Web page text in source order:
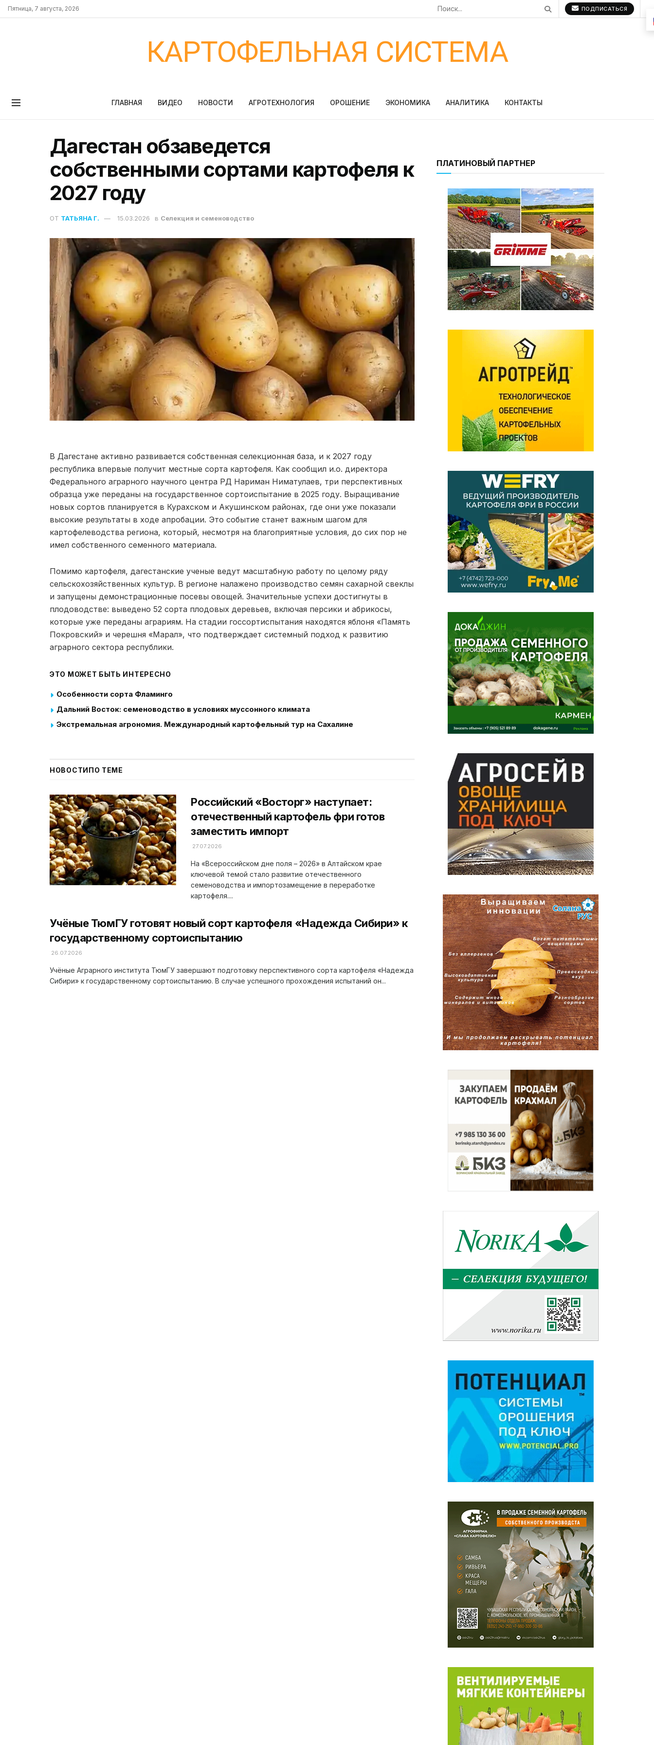
Пятница, 7 августа, 2026 ПОДПИСАТЬСЯ
КАРТОФЕЛЬНАЯ СИСТЕМА
ГЛАВНАЯ ВИДЕО НОВОСТИ АГРОТЕХНОЛОГИЯ ОРОШЕНИЕ ЭКОНОМИКА АНАЛИТИКА КОНТАКТЫ
Дагестан обзаведется
собственными сортами картофеля к
2027 году
ОТ ТАТЬЯНА Г. 15.03.2026 в Селекция и семеноводство
В Дагестане активно развивается собственная селекционная база, и к 2027 году
республика впервые получит местные сорта картофеля. Как сообщил и.о. директора
Федерального аграрного научного центра РД Нариман Ниматулаев, три перспективных
образца уже переданы на государственное сортоиспытание в 2025 году. Выращивание
новых сортов планируется в Курахском и Акушинском районах, где они уже показали
высокие результаты в ходе апробации. Это событие станет важным шагом для
картофелеводства региона, который, несмотря на благоприятные условия, до сих пор не
имел собственного семенного материала.
Помимо картофеля, дагестанские ученые ведут масштабную работу по целому ряду
сельскохозяйственных культур. В регионе налажено производство семян сахарной свеклы
и запущены демонстрационные посевы овощей. Значительные успехи достигнуты в
плодоводстве: выведено 52 сорта плодовых деревьев, включая персики и абрикосы,
которые уже переданы аграриям. На стадии госсортиспытания находятся яблоня «Память
Покровский» и черешня «Марал», что подтверждает системный подход к развитию
аграрного сектора республики.
ЭТО МОЖЕТ БЫТЬ ИНТЕРЕСНО
Особенности сорта Фламинго
Дальний Восток: семеноводство в условиях муссонного климата
Экстремальная агрономия. Международный картофельный тур на Сахалине
НОВОСТИПО ТЕМЕ
Российский «Восторг» наступает:
отечественный картофель фри готов
заместить импорт
27.07.2026
На «Всероссийском дне поля – 2026» в Алтайском крае
ключевой темой стало развитие отечественного
семеноводства и импортозамещение в переработке
картофеля....
Учёные ТюмГУ готовят новый сорт картофеля «Надежда Сибири» к
государственному сортоиспытанию
26.07.2026
Учёные Аграрного института ТюмГУ завершают подготовку перспективного сорта картофеля «Надежда
Сибири» к государственному сортоиспытанию. В случае успешного прохождения испытаний он...
ПЛАТИНОВЫЙ ПАРТНЕР